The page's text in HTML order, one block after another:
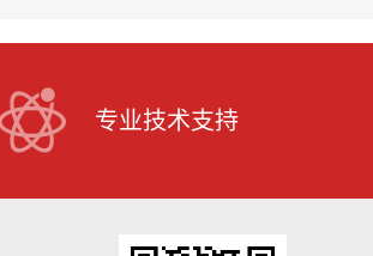
专业技术支持